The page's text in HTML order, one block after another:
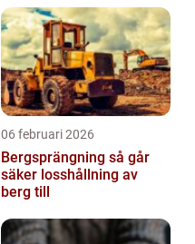
06 februari 2026
Bergsprängning så går
säker losshållning av
berg till